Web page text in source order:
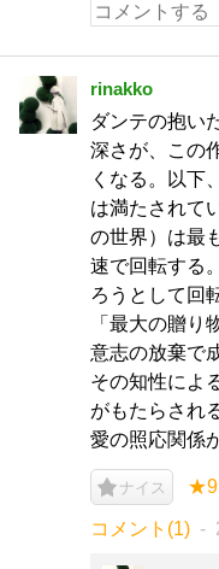
rinakko
ダンテの抱い
深さが、この
くなる。以下
は満たされて
の世界）は最
速で回転する
ろうとして回
「最大の贈り
意志の放棄で
その知性によ
がもたらされ
愛の照応関係
ナイス ★9
コメント(1)